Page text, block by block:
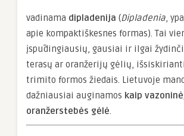
vadinama dipladenija (Dipladenia,
apie kompaktiškesnes formas). Tai
įspūdingiausių, gausiai ir ilgai
terasų ar oranžerijų gėlių,
trimito formos žiedais. Lietuvoje
dažniausiai auginamos kaip
oranžerstebės gėlė.